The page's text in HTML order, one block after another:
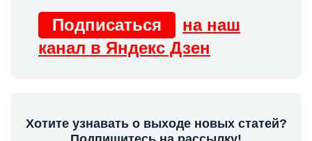
Подписаться
на наш
канал в Яндекс Дзен
Хотите узнавать о выходе новых статей?